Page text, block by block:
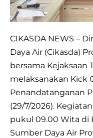
Kick
Off
Meeting
Serta
Penandatanganan
Pakta
Integritas
Pembangunan
Gedung
DPRD
CIKASDA NEWS –
Daya Air (Cikasda)
bersama Kejaksaan
melaksanakan Kick
Penandatanganan
(29/7/2026).
pukul 09.00 Wita di
Sumber Daya Air